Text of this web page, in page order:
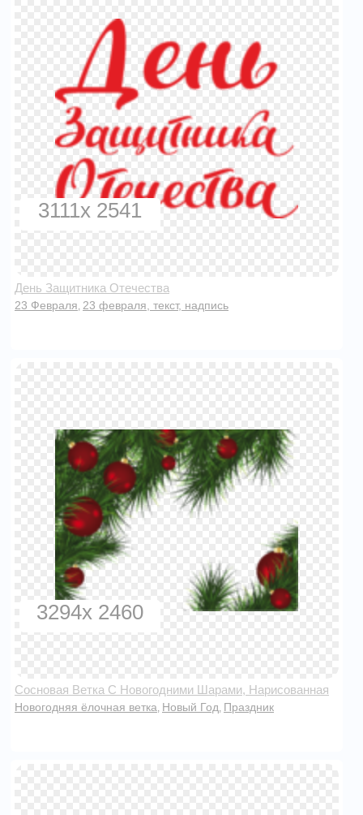
3111x 2541
День Защитника Отечества
23 Февраля 23 февраля, текст, надпись
3294x 2460
Сосновая Ветка С Новогодними Шарами, Нарисованная
Новогодняя ёлочная ветка Новый Год Праздник